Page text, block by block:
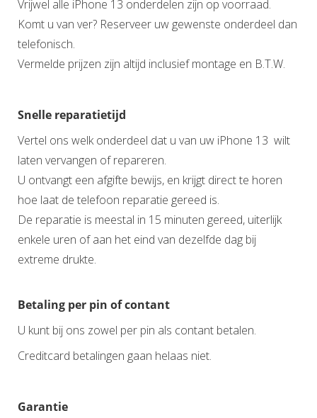
Vrijwel alle iPhone 13 onderdelen zijn op voorraad.
Komt u van ver? Reserveer uw gewenste onderdeel dan
telefonisch.
Vermelde prijzen zijn altijd inclusief montage en B.T.W.
Snelle reparatietijd
Vertel ons welk onderdeel dat u van uw iPhone 13 wilt
laten vervangen of repareren.
U ontvangt een afgifte bewijs, en krijgt direct te horen
hoe laat de telefoon reparatie gereed is.
De reparatie is meestal in 15 minuten gereed, uiterlijk
enkele uren of aan het eind van dezelfde dag bij
extreme drukte.
Betaling per pin of contant
U kunt bij ons zowel per pin als contant betalen.
Creditcard betalingen gaan helaas niet.
Garantie